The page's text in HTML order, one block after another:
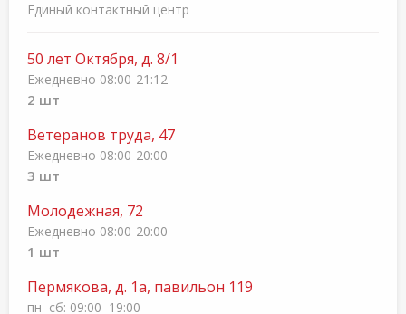
Единый контактный центр
50 лет Октября, д. 8/1
Ежедневно 08:00-21:12
2 шт
Ветеранов труда, 47
Ежедневно 08:00-20:00
3 шт
Молодежная, 72
Ежедневно 08:00-20:00
1 шт
Пермякова, д. 1а, павильон 119
пн–сб: 09:00–19:00